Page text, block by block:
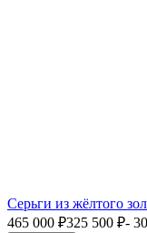
Серьги из жёлтого
465 000 ₽325 500 ₽-